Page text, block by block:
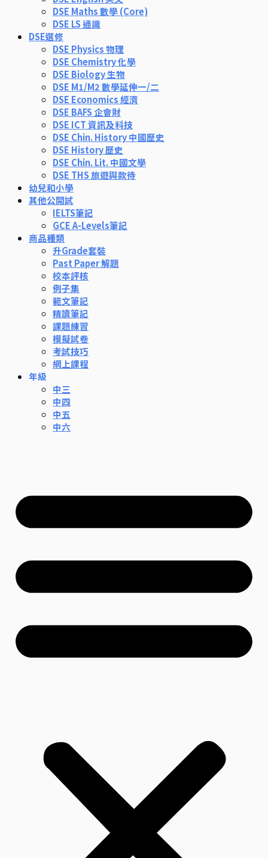
DSE Maths 數學 (Core)
DSE LS 通識
DSE選修
DSE Physics 物理
DSE Chemistry 化學
DSE Biology 生物
DSE M1/M2 數學延伸一/二
DSE Economics 經濟
DSE BAFS 企會財
DSE ICT 資訊及科技
DSE Chin. History 中國歷史
DSE History 歷史
DSE Chin. Lit. 中國文學
DSE THS 旅遊與款待
幼兒和小學
其他公開試
IELTS筆記
GCE A-Levels筆記
商品種類
升Grade套裝
Past Paper 解題
校本評核
例子集
範文筆記
精讀筆記
課題練習
模擬試卷
考試技巧
網上課程
年級
中三
中四
中五
中六